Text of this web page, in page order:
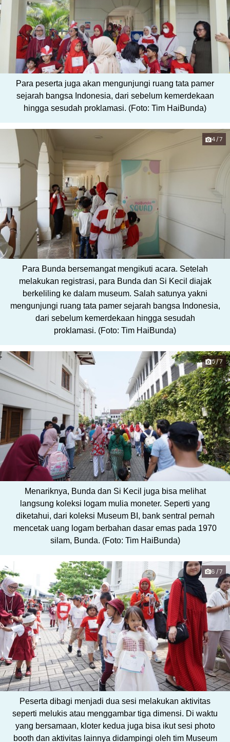
Para peserta juga akan mengunjungi ruang tata pamer
sejarah bangsa Indonesia, dari sebelum kemerdekaan
hingga sesudah proklamasi. (Foto: Tim HaiBunda)
4/7
Para Bunda bersemangat mengikuti acara. Setelah
melakukan registrasi, para Bunda dan Si Kecil diajak
berkeliling ke dalam museum. Salah satunya yakni
mengunjungi ruang tata pamer sejarah bangsa Indonesia,
dari sebelum kemerdekaan hingga sesudah
proklamasi. (Foto: Tim HaiBunda)
5/7
Menariknya, Bunda dan Si Kecil juga bisa melihat
langsung koleksi logam mulia moneter. Seperti yang
diketahui, dari koleksi Museum BI, bank sentral pernah
mencetak uang logam berbahan dasar emas pada 1970
silam, Bunda. (Foto: Tim HaiBunda)
6/7
Peserta dibagi menjadi dua sesi melakukan aktivitas
seperti melukis atau menggambar tiga dimensi. Di waktu
yang bersamaan, kloter kedua juga bisa ikut sesi photo
booth dan aktivitas lainnya didampingi oleh tim Museum